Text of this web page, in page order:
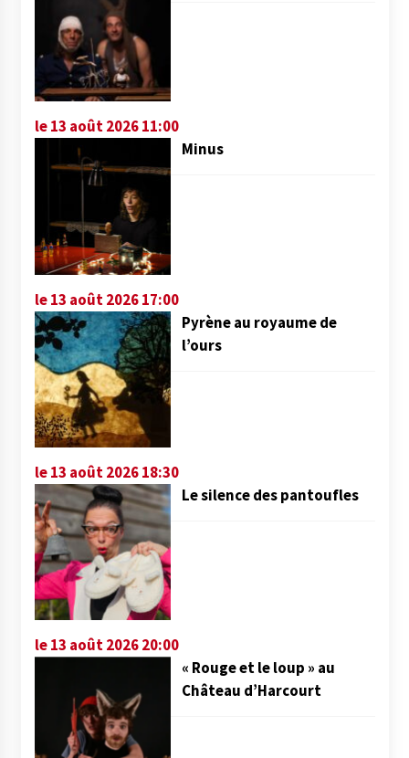
le 13 août 2026 11:00
Minus
le 13 août 2026 17:00
Pyrène au royaume de
l’ours
le 13 août 2026 18:30
Le silence des pantoufles
le 13 août 2026 20:00
« Rouge et le loup » au
Château d’Harcourt